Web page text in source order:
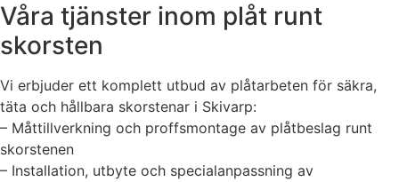
Våra tjänster inom plåt runt
skorsten
Vi erbjuder ett komplett utbud av plåtarbeten för säkra,
täta och hållbara skorstenar i Skivarp:
– Måttillverkning och proffsmontage av plåtbeslag runt
skorstenen
– Installation, utbyte och specialanpassning av